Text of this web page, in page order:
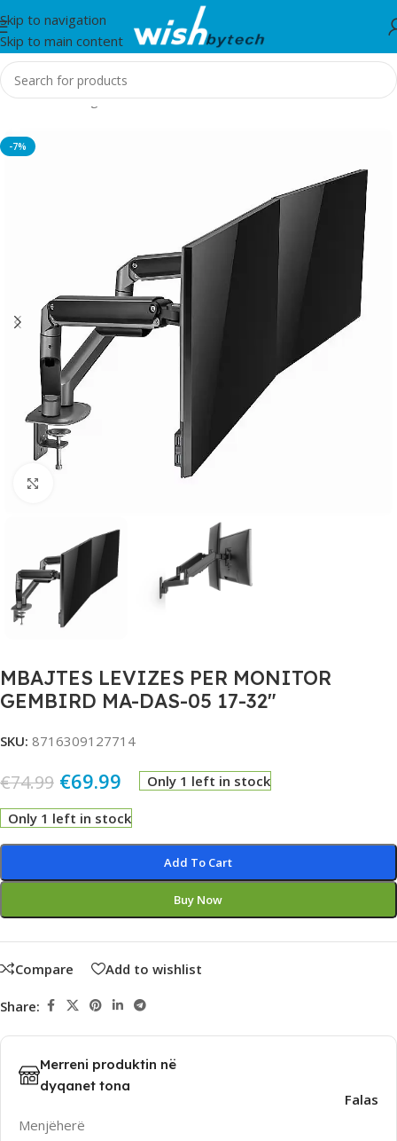
Skip to navigation
Skip to main content
Home/Gaming
-7%
MBAJTES LEVIZES PER MONITOR
GEMBIRD MA-DAS-05 17-32″
SKU: 8716309127714
€74.99 €69.99 Only 1 left in stock
Only 1 left in stock
Add To Cart
Buy Now
Compare Add to wishlist
Share:
Merreni produktin në
dyqanet tona
Menjëherë
Falas